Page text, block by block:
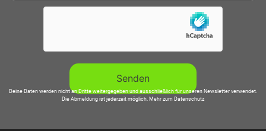
Deine Daten werden nicht an Dritte weitergegeben und ausschließlich für unseren Newsletter verwendet.
Die Abmeldung ist jederzeit möglich.Mehr zum Datenschutz